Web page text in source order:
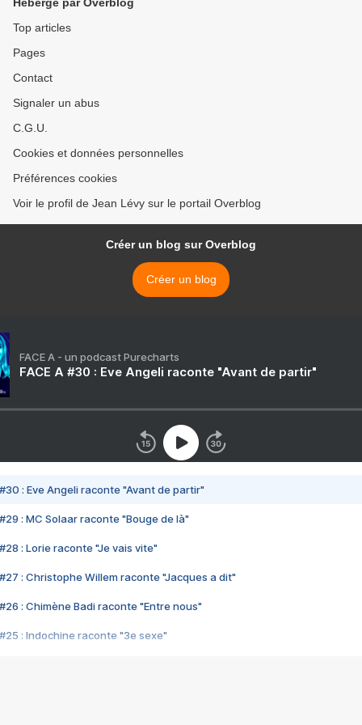
Top articles
Pages
Contact
Signaler un abus
C.G.U.
Cookies et données personnelles
Préférences cookies
Voir le profil de Jean Lévy sur le portail Overblog
Créer un blog sur Overblog
Créer un blog
FACE A - un podcast Purecharts
FACE A #30 : Eve Angeli raconte "Avant de partir"
#30 : Eve Angeli raconte "Avant de partir"
#29 : MC Solaar raconte "Bouge de là"
#28 : Lorie raconte "Je vais vite"
#27 : Christophe Willem raconte "Jacques a dit"
#26 : Chimène Badi raconte "Entre nous"
#25 : Indochine raconte "3e sexe"